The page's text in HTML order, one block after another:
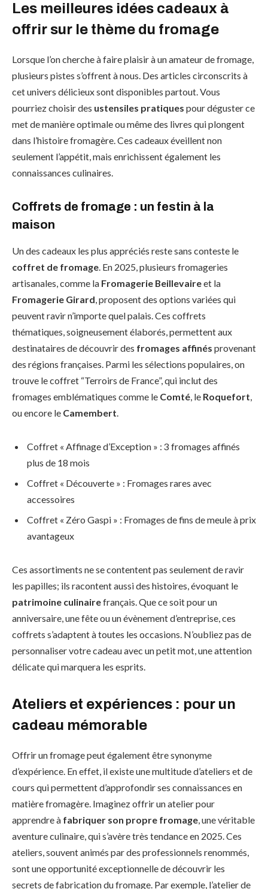
Les meilleures idées cadeaux à
offrir sur le thème du fromage
Lorsque l’on cherche à faire plaisir à un amateur de fromage,
plusieurs pistes s’offrent à nous. Des articles circonscrits à
cet univers délicieux sont disponibles partout. Vous
pourriez choisir des ustensiles pratiques pour déguster ce
met de manière optimale ou même des livres qui plongent
dans l’histoire fromagère. Ces cadeaux éveillent non
seulement l’appétit, mais enrichissent également les
connaissances culinaires.
Coffrets de fromage : un festin à la
maison
Un des cadeaux les plus appréciés reste sans conteste le
coffret de fromage. En 2025, plusieurs fromageries
artisanales, comme la Fromagerie Beillevaireet la
Fromagerie Girard, proposent des options variées qui
peuvent ravir n’importe quel palais. Ces coffrets
thématiques, soigneusement élaborés, permettent aux
destinataires de découvrir des fromages affinés provenant
des régions françaises. Parmi les sélections populaires, on
trouve le coffret “Terroirs de France”, qui inclut des
fromages emblématiques comme le Comté, le Roquefort,
ou encore le Camembert.
Coffret « Affinage d’Exception » : 3 fromages affinés
plus de 18 mois
Coffret « Découverte » : Fromages rares avec
accessoires
Coffret « Zéro Gaspi » : Fromages de fins de meule à prix
avantageux
Ces assortiments ne se contentent pas seulement de ravir
les papilles; ils racontent aussi des histoires, évoquant le
patrimoine culinairefrançais. Que ce soit pour un
anniversaire, une fête ou un évènement d’entreprise, ces
coffrets s’adaptent à toutes les occasions. N’oubliez pas de
personnaliser votre cadeau avec un petit mot, une attention
délicate qui marquera les esprits.
Ateliers et expériences : pour un
cadeau mémorable
Offrir un fromage peut également être synonyme
d’expérience. En effet, il existe une multitude d’ateliers et de
cours qui permettent d’approfondir ses connaissances en
matière fromagère. Imaginez offrir un atelier pour
apprendre à fabriquer son propre fromage , une véritable
aventure culinaire, qui s’avère très tendance en 2025. Ces
ateliers, souvent animés par des professionnels renommés,
sont une opportunité exceptionnelle de découvrir les
secrets de fabrication du fromage. Par exemple, l’atelier de